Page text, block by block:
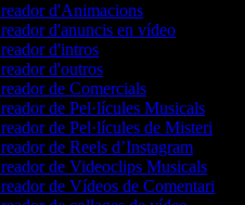
d'Animacions
d'anuncis en vídeo
d'intros
d'outros
de Comercials
de Pel·lícules Musicals
de Pel·lícules de Misteri
de Reels d’Instagram
de Videoclips Musicals
de Vídeos de Comentari